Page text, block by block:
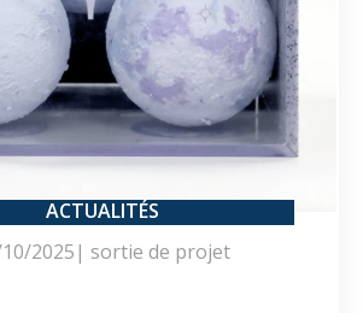
ACTUALITÉS
2025| sortie de projet